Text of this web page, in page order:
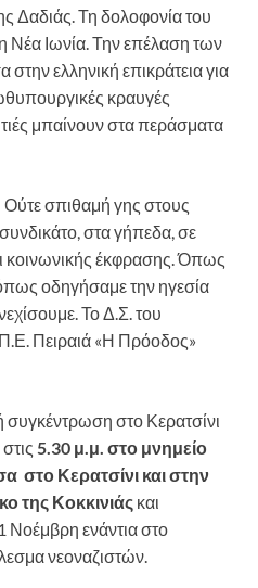
Δαδιάς. Τη δολοφονία του
Νέα Ιωνία. Την επέλαση των
ελληνική επικράτεια για
κραυγές
μπαίνουν στα περάσματα
Ούτε σπιθαμή γης στους
στα γήπεδα, σε
κοινωνικής έκφρασης. Όπως
οδηγήσαμε την ηγεσία
Το Δ.Σ. του
Πειραιά «Η Πρόοδος»
συγκέντρωση στο Κερατσίνι
5.30 μ.μ. στο μνημείο
στο Κερατσίνι και στην
της Κοκκινιάς και
Νοέμβρη ενάντια στο
νεοναζιστών.